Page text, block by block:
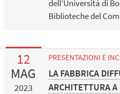
dell’Università di
Biblioteche del
12
MAG
2023
PRESENTAZIONI E
LA FABBRICA
ARCHITETTURA A